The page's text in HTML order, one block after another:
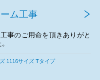
ム工事
事のご用命を頂きありがと
1418サイズ Tタイプ